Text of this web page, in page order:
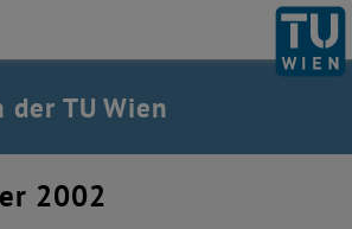
Wien Startseite auflisten
TU Wien
2002